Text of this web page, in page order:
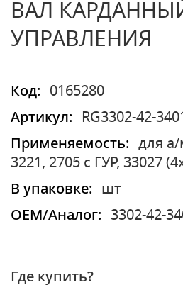
ВАЛ
УПРАВЛЕНИЯ
Код:
0165280
Артикул:
RG3302-42-
Применяемость:
для
3221, 2705 с ГУР, 33027
В упаковке:
шт
OEM/Аналог:
3302-42-
Где купить?